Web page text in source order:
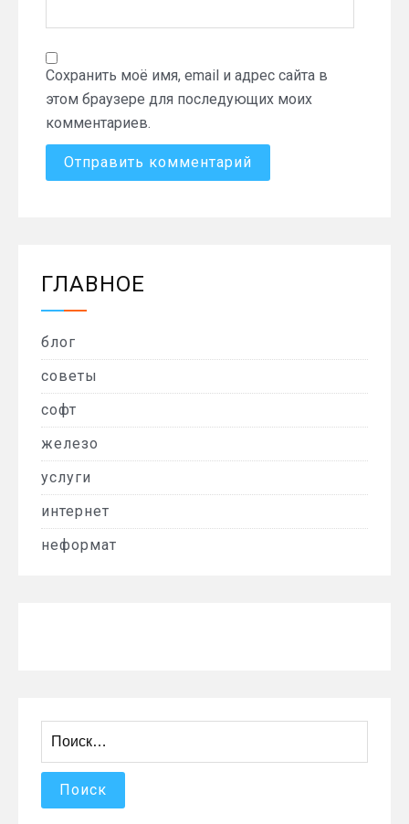
Сохранить моё имя, email и адрес сайта в
этом браузере для последующих моих
комментариев.
ГЛАВНОЕ
блог
советы
софт
железо
услуги
интернет
неформат